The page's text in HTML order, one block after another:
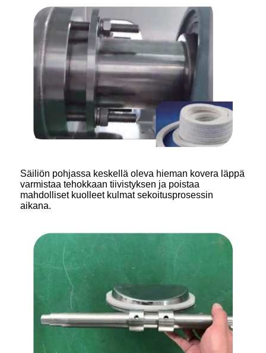
Säiliön pohjassa keskellä oleva hieman kovera läppä
varmistaa tehokkaan tiivistyksen ja poistaa
mahdolliset kuolleet kulmat sekoitusprosessin
aikana.